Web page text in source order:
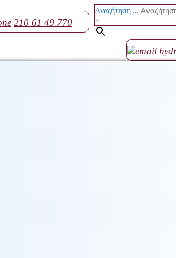
Αναζήτηση ...
×
210 61 49 770